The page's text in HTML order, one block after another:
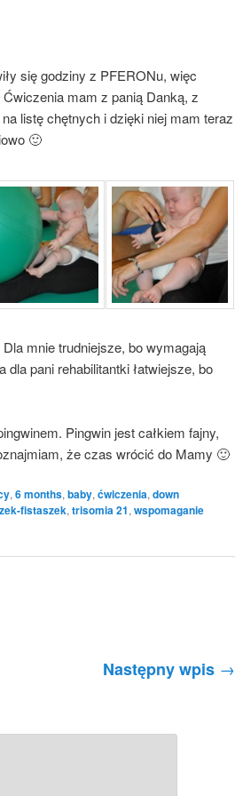
się godziny z PFERONu, więc
mam z panią Danką, z
listę chętnych i dzięki niej mam teraz
🙂
mnie trudniejsze, bo wymagają
dla pani rehabilitantki łatwiejsze, bo
Pingwin jest całkiem fajny,
że czas wrócić do Mamy 🙂
, 6 months, baby, ćwiczenia, down
fistaszek, trisomia 21, wspomaganie
Następny wpis →